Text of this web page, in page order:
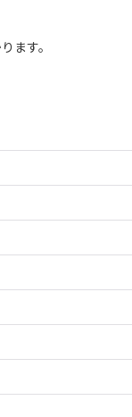
ます。